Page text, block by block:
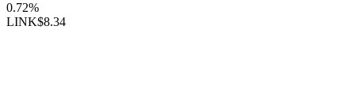
0.72%
LINK$8.34